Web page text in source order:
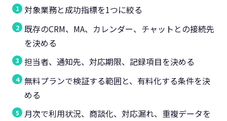
対象業務と成功指標を1つに絞る
既存のCRM、MA、カレンダー、チャットとの接続先
を決める
担当者、通知先、対応期限、記録項目を決める
無料プランで検証する範囲と、有料化する条件を決
める
月次で利用状況、商談化、対応漏れ、重複データを